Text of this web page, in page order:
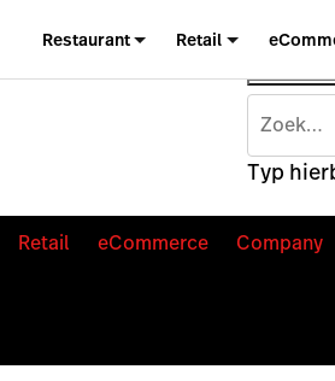
Restaurant Retail
Typ
Retail eCommerce Company